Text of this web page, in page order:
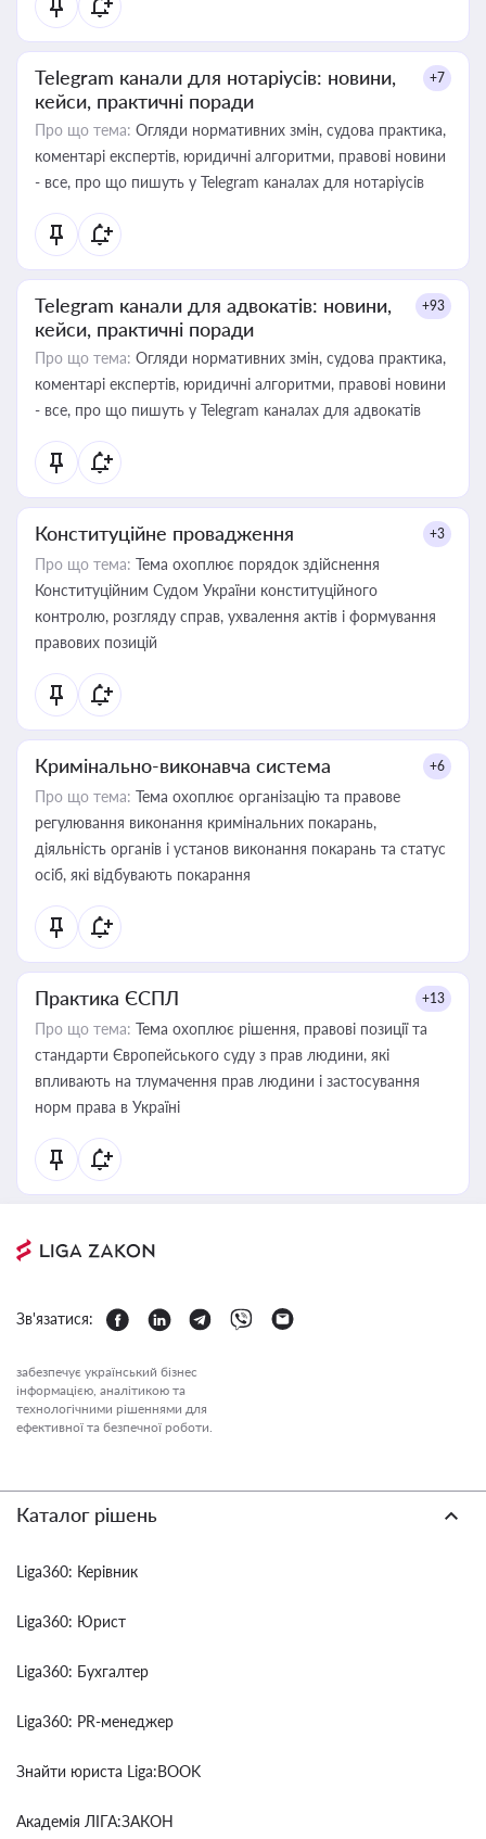
Telegram канали для нотаріусів: новини,
кейси, практичні поради
+7
Про що тема: Огляди нормативних змін, судова практика,
коментарі експертів, юридичні алгоритми, правові новини
- все, про що пишуть у Telegram каналах для нотаріусів
Telegram канали для адвокатів: новини,
кейси, практичні поради
+93
Про що тема: Огляди нормативних змін, судова практика,
коментарі експертів, юридичні алгоритми, правові новини
- все, про що пишуть у Telegram каналах для адвокатів
Конституційне провадження +3
Про що тема: Тема охоплює порядок здійснення
Конституційним Судом України конституційного
контролю, розгляду справ, ухвалення актів і формування
правових позицій
Кримінально-виконавча система +6
Про що тема: Тема охоплює організацію та правове
регулювання виконання кримінальних покарань,
діяльність органів і установ виконання покарань та статус
осіб, які відбувають покарання
Практика ЄСПЛ +13
Про що тема: Тема охоплює рішення, правові позиції та
стандарти Європейського суду з прав людини, які
впливають на тлумачення прав людини і застосування
норм права в Україні
Зв'язатися:
забезпечує український бізнес
інформацією, аналітикою та
технологічними рішеннями для
ефективної та безпечної роботи.
Каталог рішень
Liga360: Керівник
Liga360: Юрист
Liga360: Бухгалтер
Liga360: PR-менеджер
Знайти юриста Liga:BOOK
Академія ЛІГА:ЗАКОН